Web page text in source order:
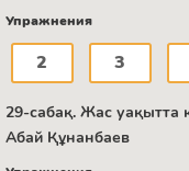
Упражнения
2 3
29-сабақ. Жас уақытта
Абай Құнанбаев